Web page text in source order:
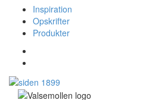
Inspiration
Opskrifter
Produkter